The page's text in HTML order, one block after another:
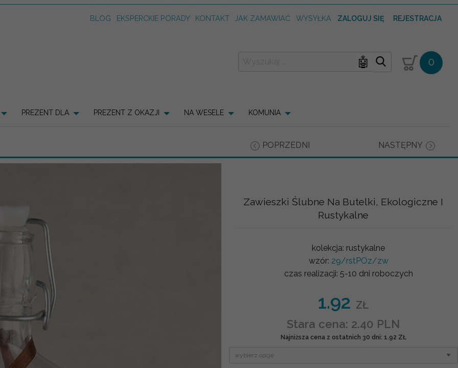
BLOG EKSPERCKIE PORADY KONTAKT JAK ZAMAWIAĆ WYSYŁKA ZALOGUJ SIĘ REJESTRACJA
🤖 0
PREZENT DLA PREZENT Z OKAZJI NA WESELE KOMUNIA
POPRZEDNI NASTĘPNY
Zawieszki Ślubne Na Butelki, Ekologiczne I
Rustykalne
kolekcja: rustykalne
wzór: 29/rstPOz/zw
czas realizacji: 5-10 dni roboczych
1.92 ZŁ
Stara cena: 2.40 PLN
Najniższa cena z ostatnich 30 dni: 1.92 ZŁ